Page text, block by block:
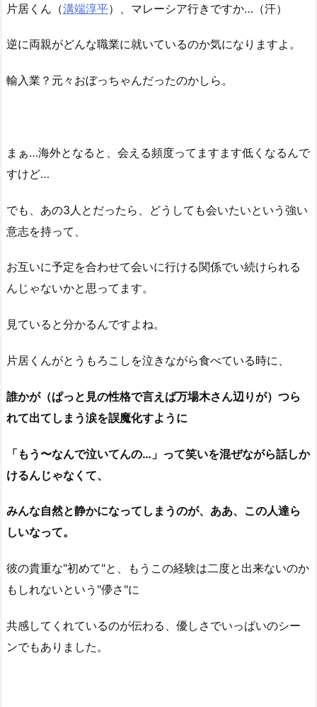
片居くん（溝端淳平）、マレーシア行きですか…（汗）
逆に両親がどんな職業に就いているのか気になりますよ。
輸入業？元々おぼっちゃんだったのかしら。
まぁ…海外となると、会える頻度ってますます低くなるんで
すけど…
でも、あの3人とだったら、どうしても会いたいという強い
意志を持って、
お互いに予定を合わせて会いに行ける関係でい続けられる
んじゃないかと思ってます。
見ていると分かるんですよね。
片居くんがとうもろこしを泣きながら食べている時に、
誰かが（ぱっと見の性格で言えば万場木さん辺りが）つら
れて出てしまう涙を誤魔化すように
「もう〜なんで泣いてんの…」って笑いを混ぜながら話しか
けるんじゃなくて、
みんな自然と静かになってしまうのが、ああ、この人達ら
しいなって。
彼の貴重な"初めて"と、もうこの経験は二度と出来ないのか
もしれないという"儚さ"に
共感してくれているのが伝わる、優しさでいっぱいのシー
ンでもありました。